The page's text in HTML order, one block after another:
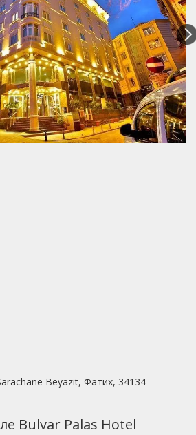
Beyazıt, Фатих, 34134
Bulvar Palas Hotel